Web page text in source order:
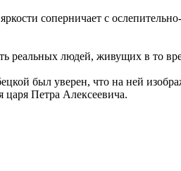
соперничает с
реальных людей, живущих в то
был уверен, что на ней
царя Петра Алексеевича.